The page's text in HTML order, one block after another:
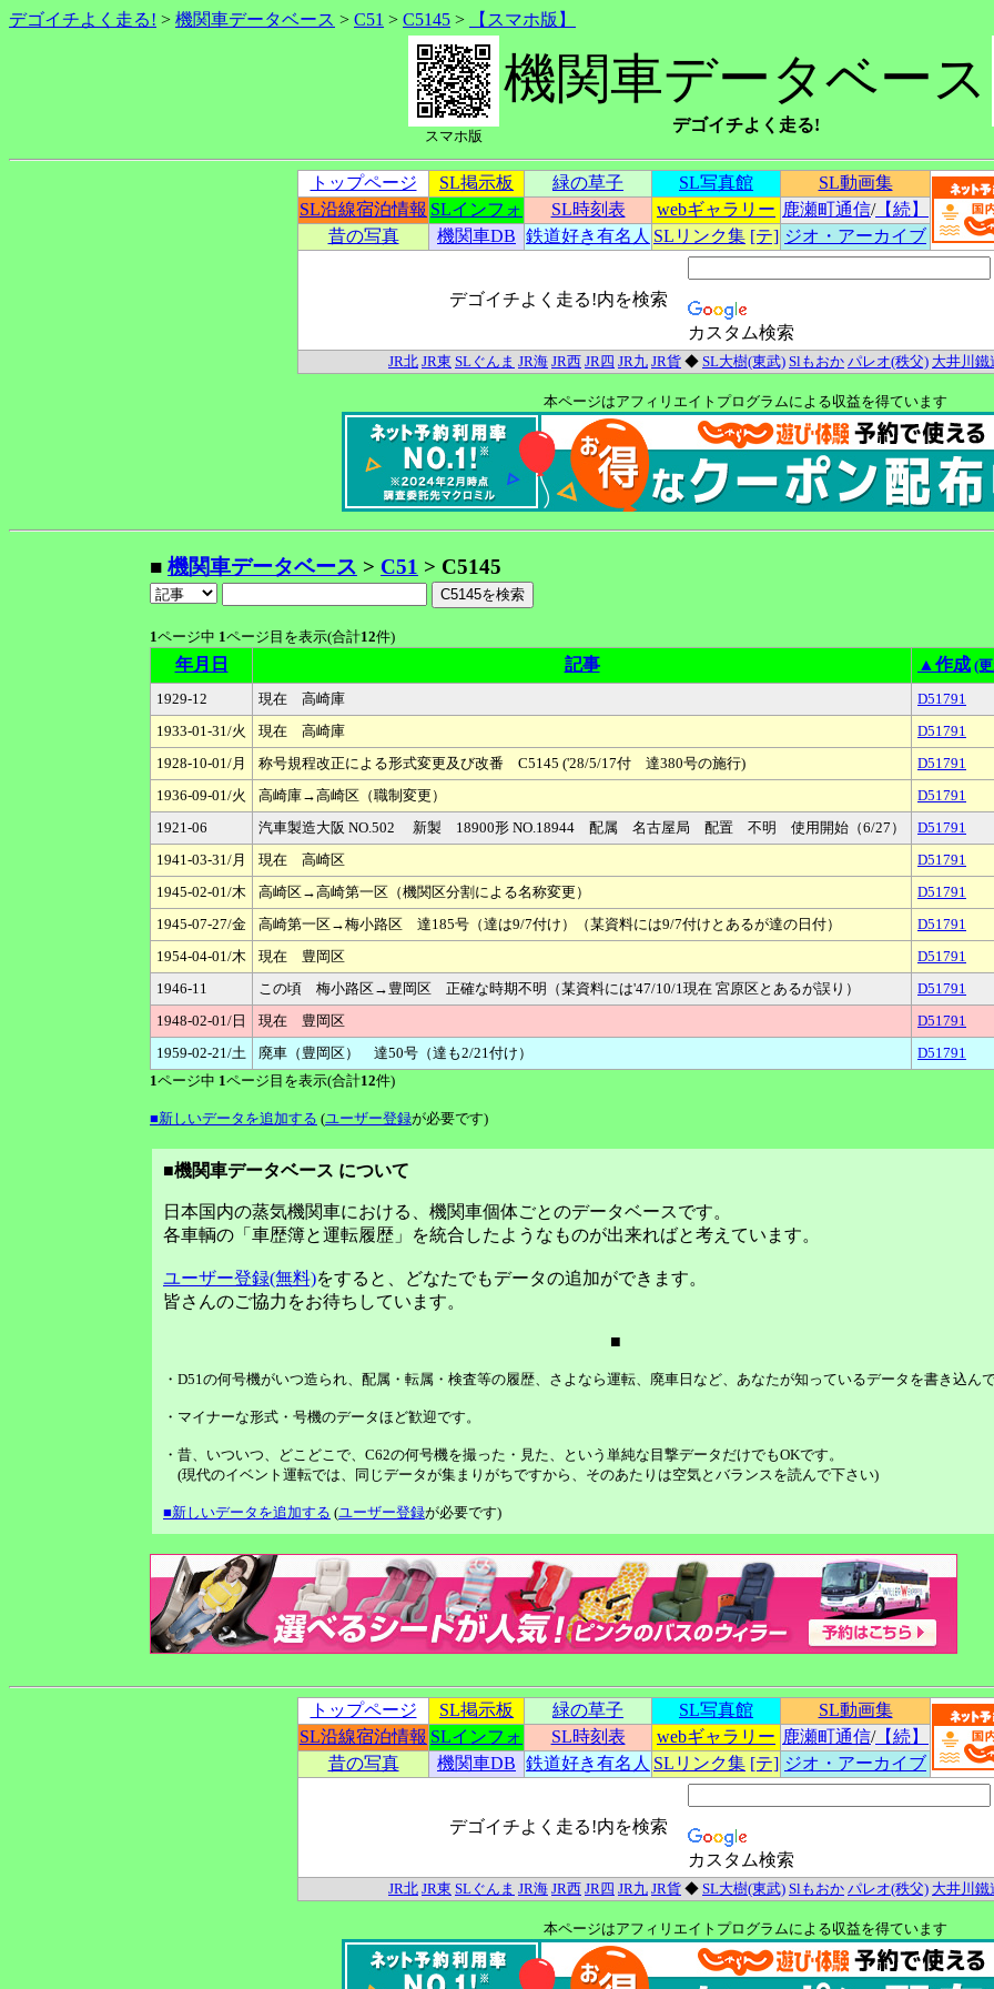
デゴイチよく走る! > 機関車データベース > C51 > C5145 > 【スマホ版】
スマホ版
機関車データベース
デゴイチよく走る!
トップページ SL掲示板 緑の草子 SL写真館
SL動画集
SL沿線宿泊情報 SLインフォ SL時刻表 webギャラリー 鹿瀬町通信/【続】
昔の写真
機関車DB 鉄道好き有名人 SLリンク集 [テ] ジオ・アーカイブ
デゴイチよく走る!内を検索
カスタム検索
JR北 JR東 SLぐんま JR海 JR西 JR四 JR九 JR貨 ◆ SL大樹(東武) Slもおか パレオ(秩父) 大井川鐵
本ページはアフィリエイトプログラムによる収益を得ています
■ 機関車データベース > C51 > C5145
1ページ中 1ページ目を表示(合計12件)
年月日 記事 ▲作成 (
1929-12
現在 高崎庫
D51791
1933-01-31/火
現在 高崎庫
D51791
1928-10-01/月
称号規程改正による形式変更及び改番 C5145 ('28/5/17付 達380号の施行)
D51791
1936-09-01/火
高崎庫→高崎区（職制変更）
D51791
1921-06
汽車製造大阪 NO.502 新製 18900形 NO.18944 配属 名古屋局 配置 不明 使用開始（6/27）
D51791
1941-03-31/月
現在 高崎区
D51791
1945-02-01/木
高崎区→高崎第一区（機関区分割による名称変更）
D51791
1945-07-27/金
高崎第一区→梅小路区 達185号（達は9/7付け）（某資料には9/7付けとあるが達の日付）
D51791
1954-04-01/木
現在 豊岡区
D51791
1946-11
この頃 梅小路区→豊岡区 正確な時期不明（某資料には'47/10/1現在 宮原区とあるが誤り）
D51791
1948-02-01/日
現在 豊岡区
D51791
1959-02-21/土
廃車（豊岡区） 達50号（達も2/21付け）
D51791
1ページ中 1ページ目を表示(合計12件)
■新しいデータを追加する (ユーザー登録が必要です)
■機関車データベース について
日本国内の蒸気機関車における、機関車個体ごとのデータベースです。
各車輌の「車歴簿と運転履歴」を統合したようなものが出来ればと考えています。
ユーザー登録(無料)をすると、どなたでもデータの追加ができます。
皆さんのご協力をお待ちしています。
■
・D51の何号機がいつ造られ、配属・転属・検査等の履歴、さよなら運転、廃車日など、あなたが知っているデータを書き込ん
・マイナーな形式・号機のデータほど歓迎です。
・昔、いついつ、どこどこで、C62の何号機を撮った・見た、という単純な目撃データだけでもOKです。
(現代のイベント運転では、同じデータが集まりがちですから、そのあたりは空気とバランスを読んで下さい)
■新しいデータを追加する (ユーザー登録が必要です)
トップページ SL掲示板 緑の草子 SL写真館
SL動画集
SL沿線宿泊情報 SLインフォ SL時刻表 webギャラリー 鹿瀬町通信/【続】
昔の写真
機関車DB 鉄道好き有名人 SLリンク集 [テ] ジオ・アーカイブ
デゴイチよく走る!内を検索
カスタム検索
JR北 JR東 SLぐんま JR海 JR西 JR四 JR九 JR貨 ◆ SL大樹(東武) Slもおか パレオ(秩父) 大井川鐵
本ページはアフィリエイトプログラムによる収益を得ています